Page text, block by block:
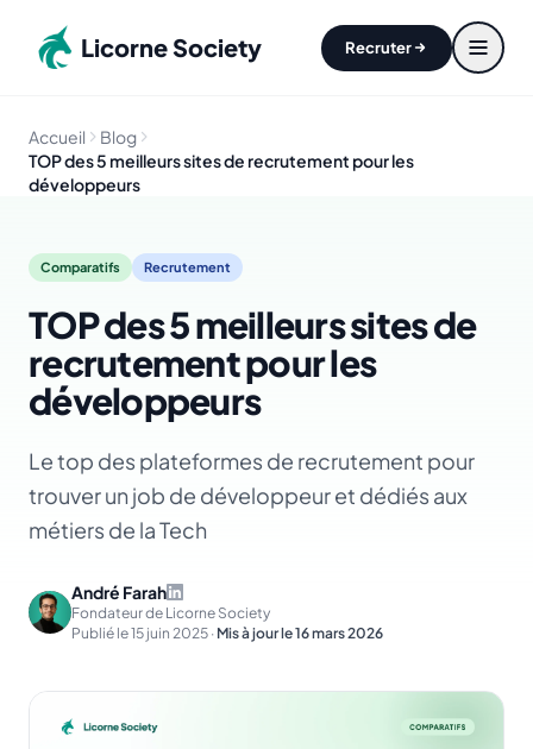
Licorne Society Recruter
Accueil
Blog
TOP des 5 meilleurs sites de recrutement pour les
développeurs
Comparatifs Recrutement
TOP des 5 meilleurs sites de
recrutement pour les
développeurs
Le top des plateformes de recrutement pour
trouver un job de développeur et dédiés aux
métiers de la Tech
André Farah
Fondateur de Licorne Society
Publié le15 juin 2025 · Mis à jour le16 mars 2026